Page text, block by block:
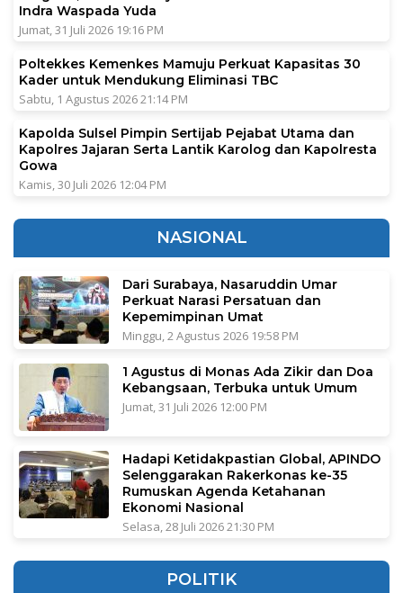
Indra Waspada Yuda
Jumat, 31 Juli 2026 19:16 PM
Poltekkes Kemenkes Mamuju Perkuat Kapasitas 30
Kader untuk Mendukung Eliminasi TBC
Sabtu, 1 Agustus 2026 21:14 PM
Kapolda Sulsel Pimpin Sertijab Pejabat Utama dan
Kapolres Jajaran Serta Lantik Karolog dan Kapolresta
Gowa
Kamis, 30 Juli 2026 12:04 PM
NASIONAL
Dari Surabaya, Nasaruddin Umar
Perkuat Narasi Persatuan dan
Kepemimpinan Umat
Minggu, 2 Agustus 2026 19:58 PM
1 Agustus di Monas Ada Zikir dan Doa
Kebangsaan, Terbuka untuk Umum
Jumat, 31 Juli 2026 12:00 PM
Hadapi Ketidakpastian Global, APINDO
Selenggarakan Rakerkonas ke-35
Rumuskan Agenda Ketahanan
Ekonomi Nasional
Selasa, 28 Juli 2026 21:30 PM
POLITIK